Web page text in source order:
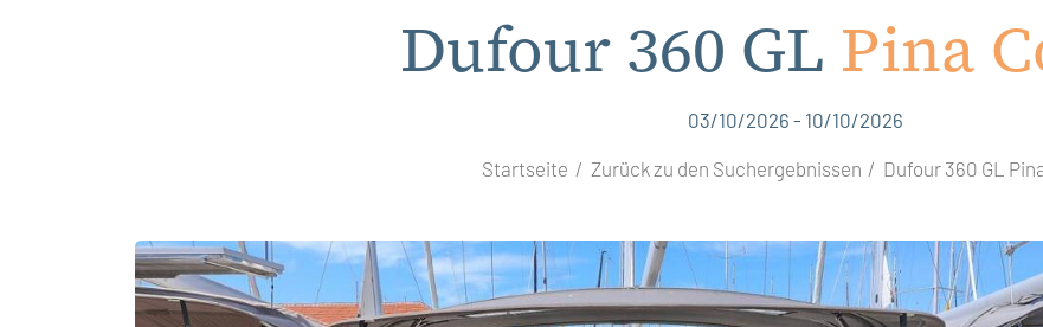
Dufour 360 GL Pina
03/10/2026 - 10/10/2026
Startseite Zurück zu den Suchergebnissen Dufour 360 GL